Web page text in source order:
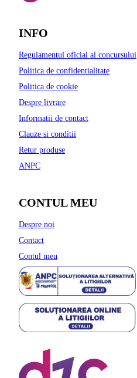
INFO
Regulamentul oficial al concursului
Politica de confidentialitate
Politica de cookie
Despre livrare
Informatii de contact
Clauze si conditii
Retur produse
ANPC
CONTUL MEU
Despre noi
Contact
Contul meu